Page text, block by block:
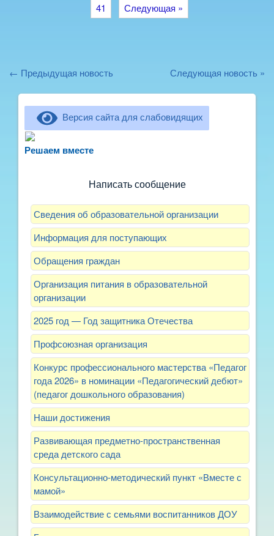
41
Следующая »
← Предыдущая новость Следующая новость »
Версия сайта для слабовидящих
Решаем вместерассказать о воспитателях? Знаете, как
Написать сообщение
Сведения об образовательной организации
Информация для поступающих
Обращения граждан
Организация питания в образовательной
организации
2025 год — Год защитника Отечества
Профсоюзная организация
Конкурс профессионального мастерства «Педагог
года 2026» в номинации «Педагогический дебют»
(педагог дошкольного образования)
Наши достижения
Развивающая предметно-пространственная
среда детского сада
Консультационно-методический пункт «Вместе с
мамой»
Взаимодействие с семьями воспитанников ДОУ